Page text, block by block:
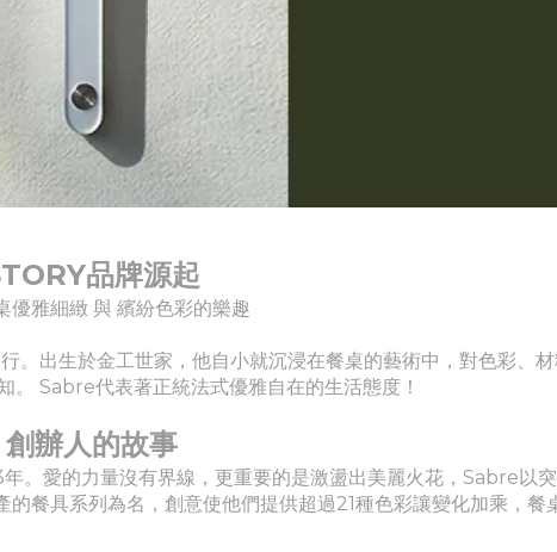
品牌源起
優雅細緻 與 繽紛色彩的樂趣
出生於金工世家，他自小就沉浸在餐桌的藝術中，對色彩、
。 Sabre代表著正統法式優雅自在的生活態度！
創辦人的故事
愛的力量沒有界線，更重要的是激盪出美麗火花，Sabre以
餐具系列為名，創意使他們提供超過21種色彩讓變化加乘，餐